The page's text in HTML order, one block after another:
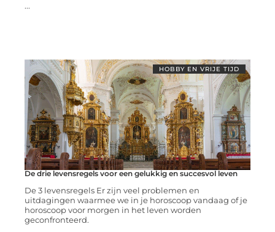
...
HOBBY EN VRIJE TIJD
De drie levensregels voor een gelukkig en succesvol leven
De 3 levensregels Er zijn veel problemen en
uitdagingen waarmee we in je horoscoop vandaag of je
horoscoop voor morgen in het leven worden
geconfronteerd.